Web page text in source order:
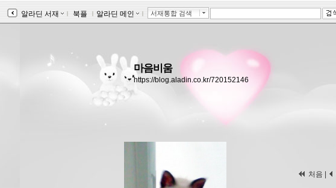
알라딘 서재 ｌ 북플 ｌ 알라딘 메인 ｌ 서재통합 검색
마음비움
https://blog.aladin.co.kr/720152146
처음 |